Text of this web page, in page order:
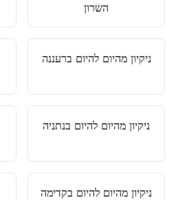
השרון
ניקיון מהיום להיום ברעננה
ניקיון מהיום להיום בנתניה
ניקיון מהיום להיום בקדימה